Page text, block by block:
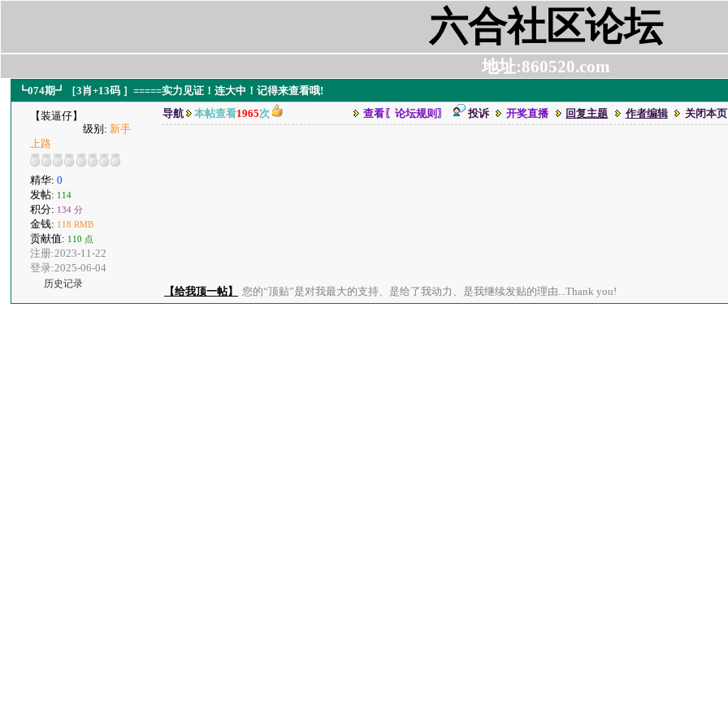
六合社区论坛
地址:860520.com
┗074期┛［3肖+13码 ］=====实力见证！连大中！记得来查看哦!
【装逼仔】
级别: 新手
上路
精华:0
发帖: 114
积分: 134 分
金钱: 118 RMB
贡献值: 110 点
注册:2023-11-22
登录:2025-06-04
历史记录
导航 本帖查看1965次 查看〖论坛规则〗 投诉 开奖直播 回复主题 作者编辑 关闭本页
【给我顶一帖】 您的“顶贴”是对我最大的支持、是给了我动力、是我继续发贴的理由...Thank you!